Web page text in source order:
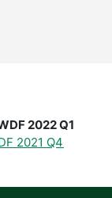
2022 Q1
2021 Q4